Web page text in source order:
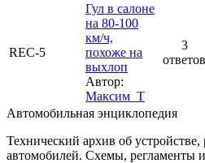
REC-5
Гул в салоне
на 80-100
км/ч,
похоже на
выхлоп
Автор:
Максим_Т
3
ответов
Автомобильная энциклопедия
Технический архив об
автомобилей. Схемы, регламенты